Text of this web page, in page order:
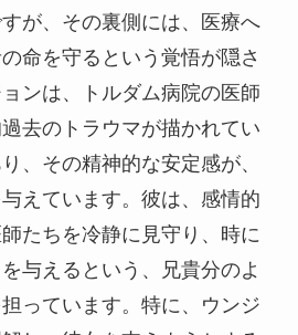
が、その裏側には、医療へ
命を守るという覚悟が隠さ
ンは、トルダム病院の医師
去のトラウマが描かれてい
、その精神的な安定感が、
えています。彼は、感情的
たちを冷静に見守り、時に
与えるという、兄貴分のよ
っています。特に、ウンジ